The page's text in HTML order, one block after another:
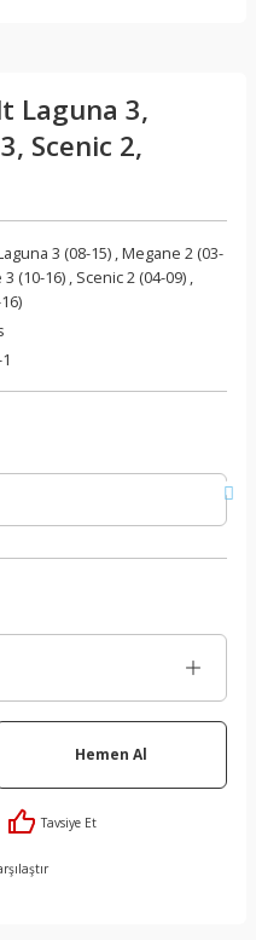
Laguna 3,
Scenic 2,
3 (08-15) ,Megane 2 (03-
(10-16) , Scenic 2 (04-09) ,
Hemen Al
Tavsiye Et